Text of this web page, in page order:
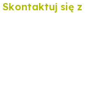
Skontaktuj się z